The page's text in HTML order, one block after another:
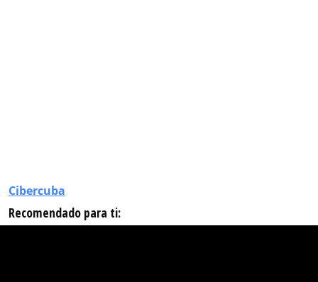
Cibercuba
Recomendado para ti: